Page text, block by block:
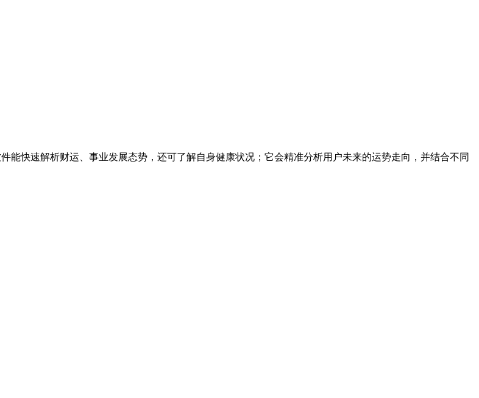
能快速解析财运、事业发展态势，还可了解自身健康状况；它会精准分析用户未来的运势走向，并结合不同